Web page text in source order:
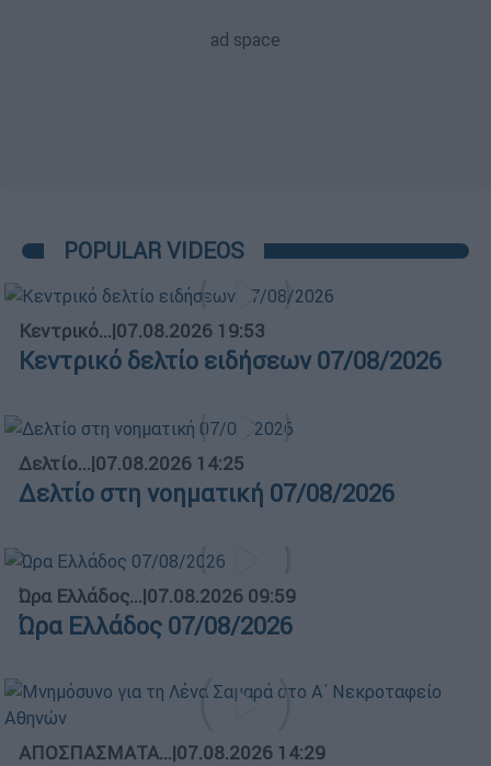
POPULAR VIDEOS
Κεντρικό...|07.08.2026 19:53
Κεντρικό δελτίο ειδήσεων 07/08/2026
Δελτίο...|07.08.2026 14:25
Δελτίο στη νοηματική 07/08/2026
Ώρα Ελλάδος...|07.08.2026 09:59
Ώρα Ελλάδος 07/08/2026
ΑΠΟΣΠΑΣΜΑΤΑ...|07.08.2026 14:29